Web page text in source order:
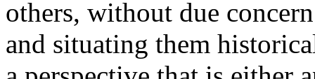
others, without due
and situating them